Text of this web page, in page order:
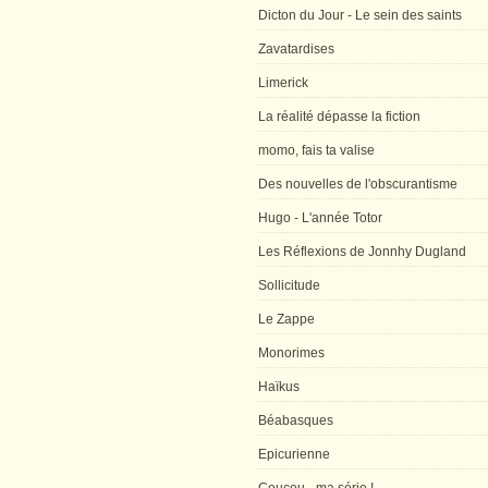
Dicton du Jour - Le sein des saints
Zavatardises
Limerick
La réalité dépasse la fiction
momo, fais ta valise
Des nouvelles de l'obscurantisme
Hugo - L'année Totor
Les Réflexions de Jonnhy Dugland
Sollicitude
Le Zappe
Monorimes
Haïkus
Béabasques
Epicurienne